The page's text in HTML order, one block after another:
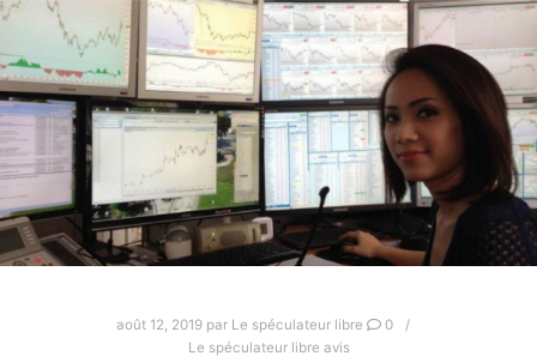
août 12, 2019par Le spéculateur libre
0
Le spéculateur libre avis